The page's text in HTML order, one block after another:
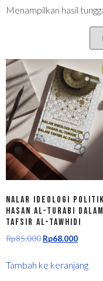
Menampilkan hasil
Nalar Ideologi Politik
Hasan Al-Turabi Dalam
Tafsir Al-Tawhidi
Rp85.000 Rp68.000
Tambah ke keranjang